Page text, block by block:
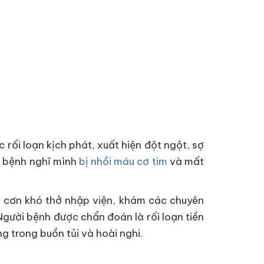
rối loạn kịch phát, xuất hiện đột ngột, sợ
nghĩ mình bị nhồi máu cơ tim và mất
khó thở nhập viện, khám các chuyên
bệnh được chẩn đoán là rối loạn tiền
trong buồn tủi và hoài nghi.